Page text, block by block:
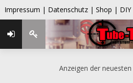
Impressum | Datenschutz | Shop |
Anzeigen der